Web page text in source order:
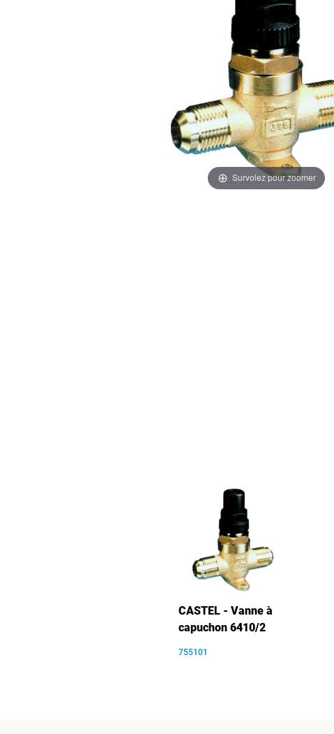
Survolez pour zoomer
CASTEL - Vanne à
capuchon 6410/2
755101